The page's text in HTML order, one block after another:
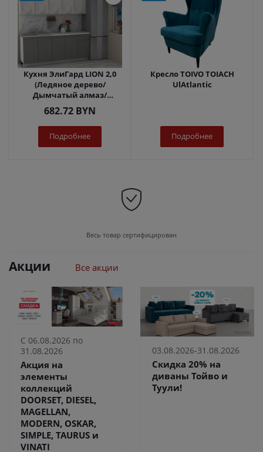
Кухня ЭлиГард LION 2,0
(Ледяное дерево/
Дымчатый алмаз/
Королевский опал)
682.72 BYN
Подробнее
Кресло TOIVO TOIACH
UlAtlantic
Подробнее
Весь товар сертифицирован
Акции Все акции
С 06.08.2026 по
31.08.2026
Акция на
элементы
коллекций
DOORSET, DIESEL,
MAGELLAN,
MODERN, OSKAR,
SIMPLE, TAURUS и
VINATI
03.08.2026-31.08.2026
Скидка 20% на
диваны Тойво и
Туули!